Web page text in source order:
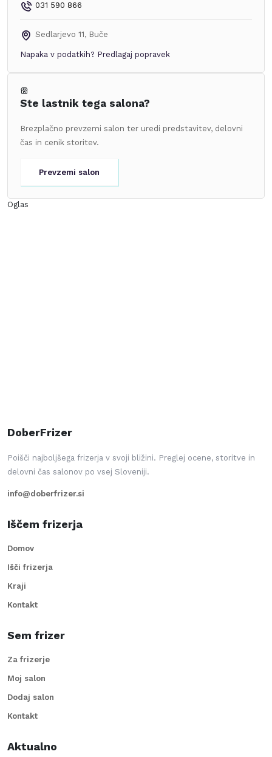
031 590 866
Sedlarjevo 11, Buče
Napaka v podatkih? Predlagaj popravek
Ste lastnik tega salona?
Brezplačno prevzemi salon ter uredi predstavitev, delovni
čas in cenik storitev.
Prevzemi salon
Oglas
DoberFrizer
Poišči najboljšega frizerja v svoji bližini. Preglej ocene, storitve in
delovni čas salonov po vsej Sloveniji.
info@doberfrizer.si
Iščem frizerja
Domov
Išči frizerja
Kraji
Kontakt
Sem frizer
Za frizerje
Moj salon
Dodaj salon
Kontakt
Aktualno